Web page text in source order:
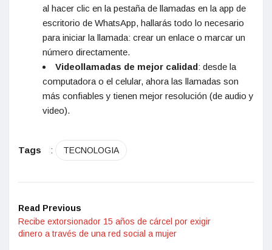
al hacer clic en la pestaña de llamadas en la app de
escritorio de WhatsApp, hallarás todo lo necesario
para iniciar la llamada: crear un enlace o marcar un
número directamente.
Videollamadas de mejor calidad: desde la
computadora o el celular, ahora las llamadas son
más confiables y tienen mejor resolución (de audio y
video).
Tags : TECNOLOGIA
Read Previous
Recibe extorsionador 15 años de cárcel por exigir
dinero a través de una red social a mujer